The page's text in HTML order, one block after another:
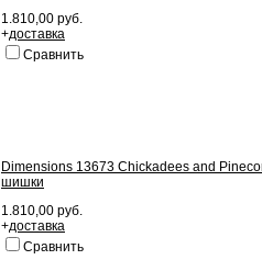
1.810,00 руб.
+доставка
Сравнить
Dimensions 13673 Chickadees and
шишки
1.810,00 руб.
+доставка
Сравнить